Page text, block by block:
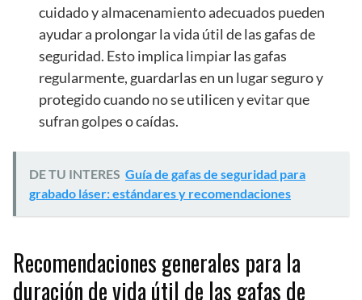
cuidado y almacenamiento adecuados pueden
ayudar a prolongar la vida útil de las gafas de
seguridad. Esto implica limpiar las gafas
regularmente, guardarlas en un lugar seguro y
protegido cuando no se utilicen y evitar que
sufran golpes o caídas.
DE TU INTERES Guía de gafas de seguridad para
grabado láser: estándares y recomendaciones
Recomendaciones generales para la
duración de vida útil de las gafas de